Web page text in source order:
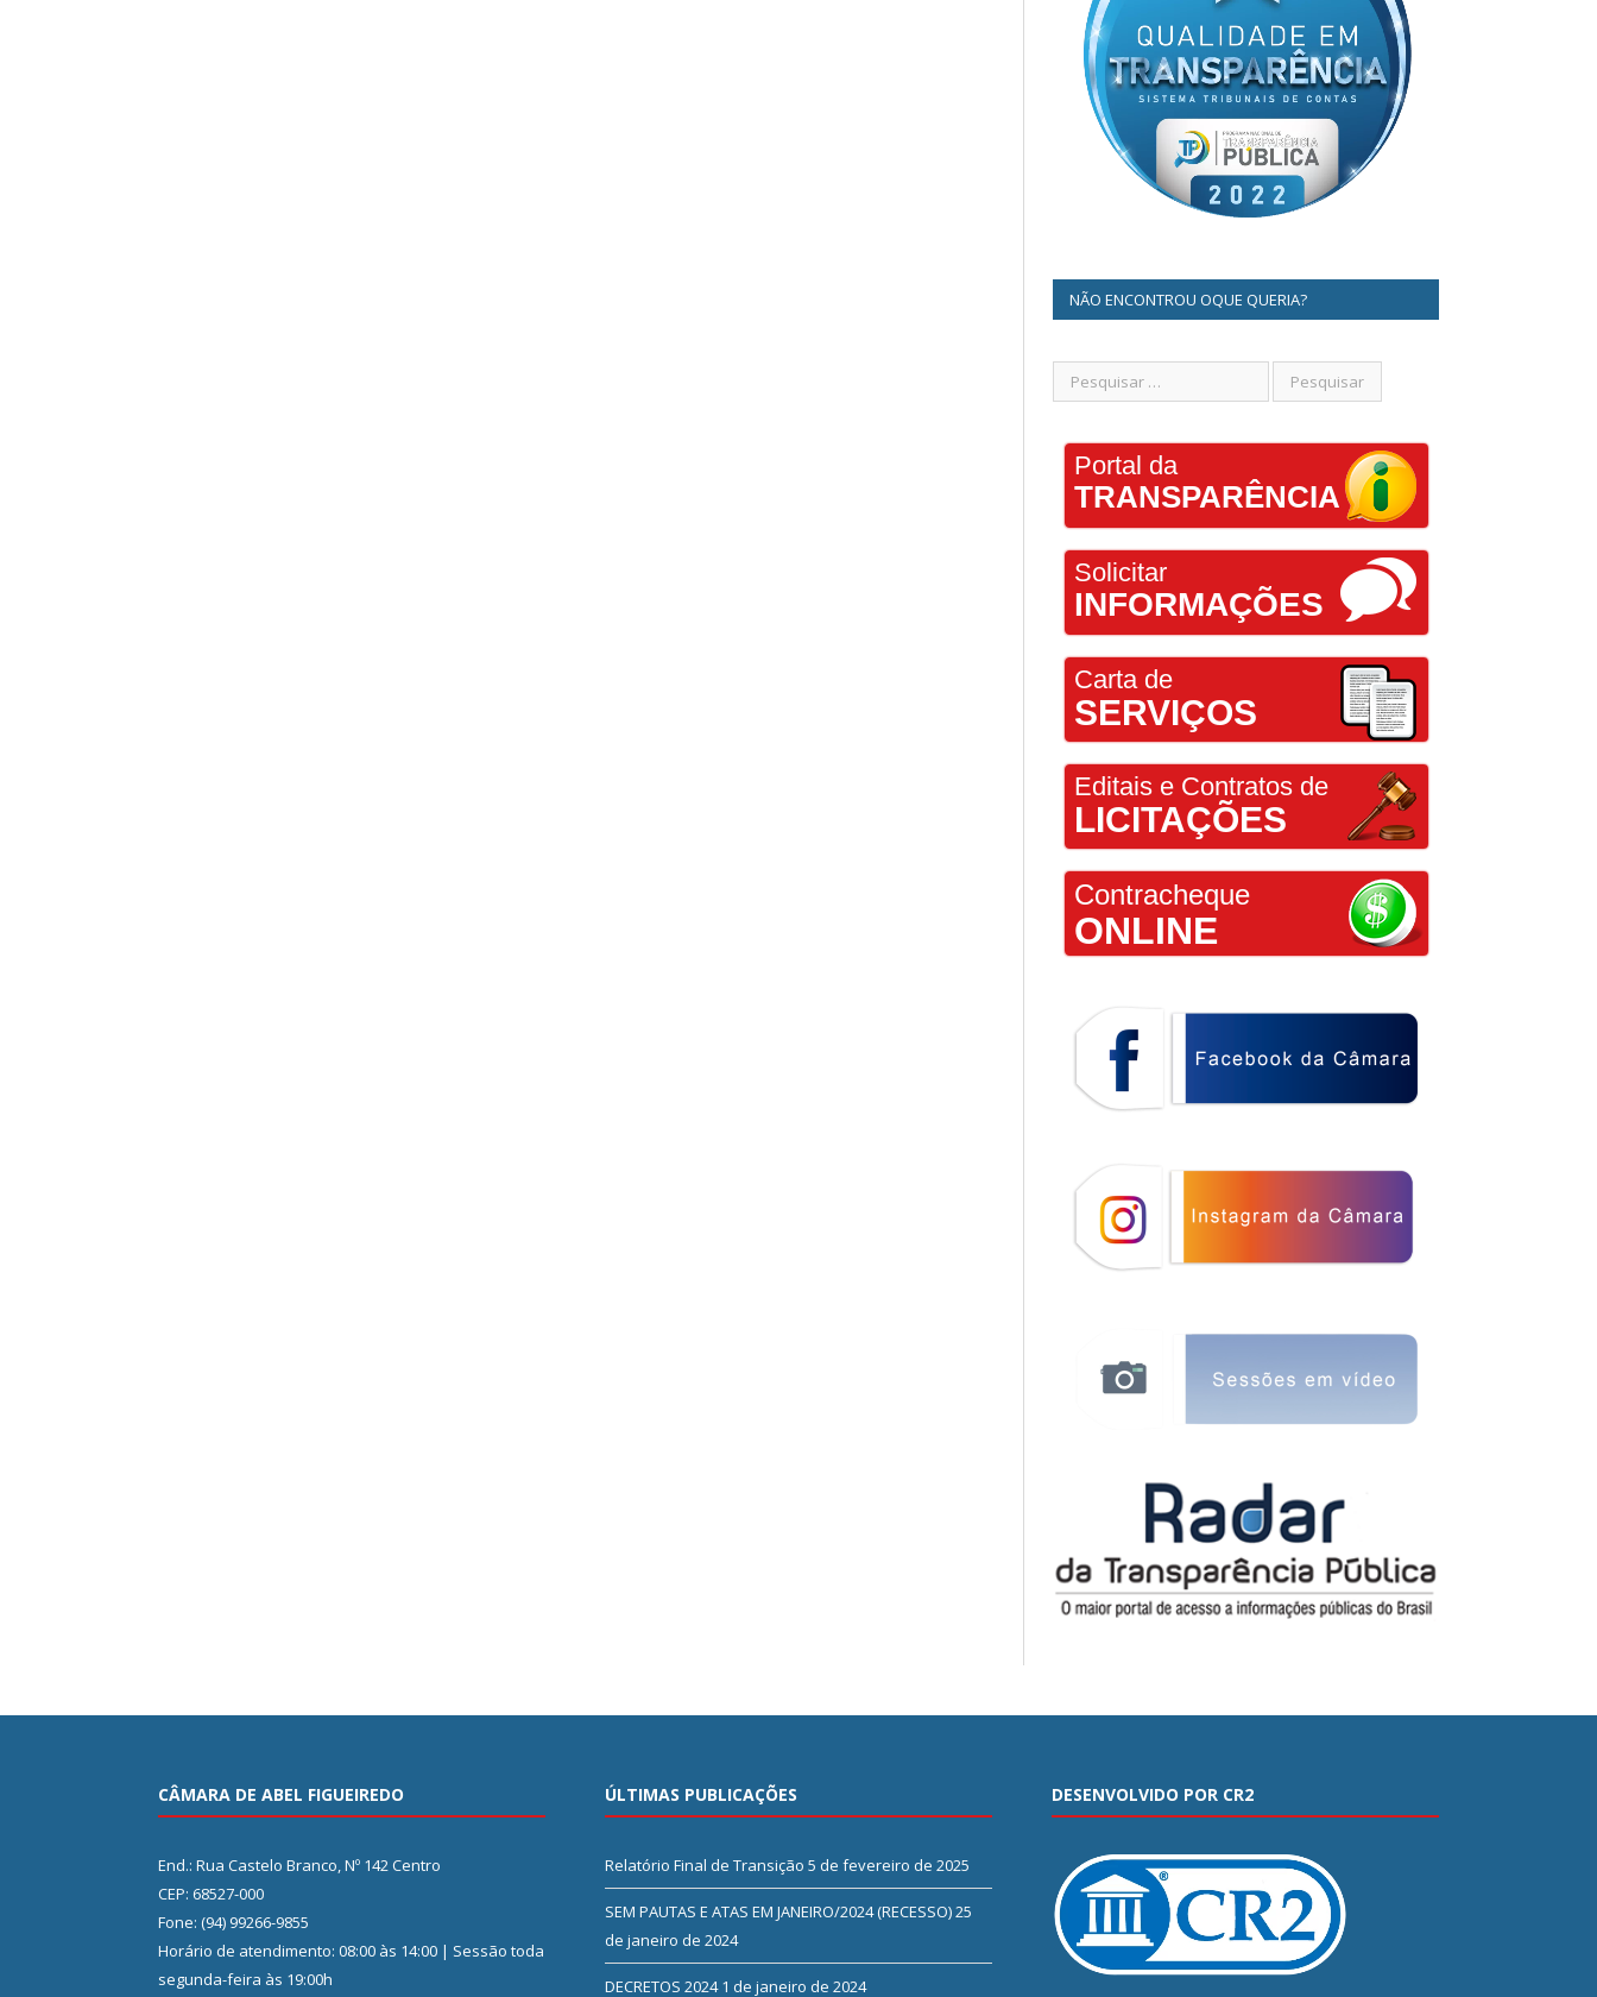
NÃO ENCONTROU OQUE QUERIA?
Portal da
TRANSPARÊNCIA
Solicitar
INFORMAÇÕES
Carta de
SERVIÇOS
Editais e Contratos de
LICITAÇÕES
Contracheque
ONLINE
CÂMARA DE ABEL FIGUEIREDO
End.: Rua Castelo Branco, Nº 142 Centro
CEP: 68527-000
Fone: (94) 99266-9855
Horário de atendimento: 08:00 às 14:00 | Sessão toda
segunda-feira às 19:00h
ÚLTIMAS PUBLICAÇÕES
Relatório Final de Transição 5 de fevereiro de 2025
SEM PAUTAS E ATAS EM JANEIRO/2024 (RECESSO)25
de janeiro de 2024
DECRETOS 2024 1 de janeiro de 2024
DESENVOLVIDO POR CR2